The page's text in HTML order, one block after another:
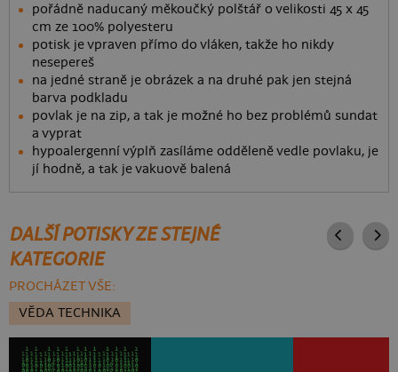
pořádně naducaný měkoučký polštář o velikosti 45 x 45
cm ze 100% polyesteru
potisk je vpraven přímo do vláken, takže ho nikdy
nesepereš
na jedné straně je obrázek a na druhé pak jen stejná
barva podkladu
povlak je na zip, a tak je možné ho bez problémů sundat
a vyprat
hypoalergenní výplň zasíláme odděleně vedle povlaku, je
jí hodně, a tak je vakuově balená
DALŠÍ POTISKY ZE STEJNÉ
KATEGORIE
PROCHÁZET VŠE:
VĚDA TECHNIKA